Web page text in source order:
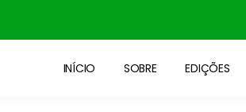
INÍCIO SOBRE EDIÇÕES